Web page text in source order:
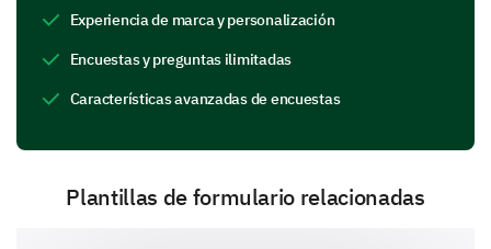
Riesgo 3
en los últimos 12 meses?
Experiencia de marca y personalización
Encuestas y preguntas ilimitadas
Características avanzadas de encuestas
Plantillas de formulario relacionadas